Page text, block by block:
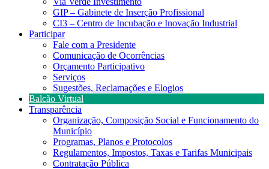
GIP – Gabinete de Inserção Profissional
CI3 – Centro de Incubação e Inovação Industrial
Participar
Fale com a Presidente
Comunicação de Ocorrências
Orçamento Participativo
Serviços
Sugestões, Reclamações e Elogios
Balcão Virtual
Transparência
Organização, Composição Social e Funcionamento do
Município
Programas, Planos e Protocolos
Regulamentos, Impostos, Taxas e Tarifas Municipais
Contratação Pública